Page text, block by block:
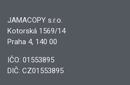
JAMACOPY s.r.o.
Kotorská 1569/14
Praha 4, 140 00
IČO: 01553895
DIČ: CZ01553895